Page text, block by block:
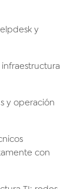
y
y operación
con